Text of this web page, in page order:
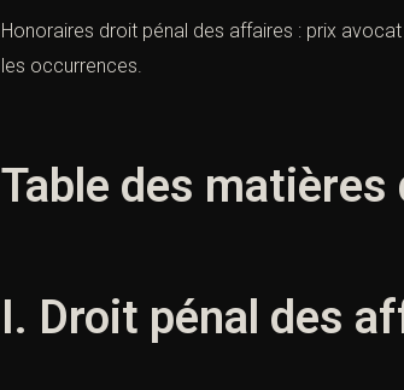
Honoraires droit pénal des affaires : prix
les occurrences.
Table des matières
I. Droit pénal des